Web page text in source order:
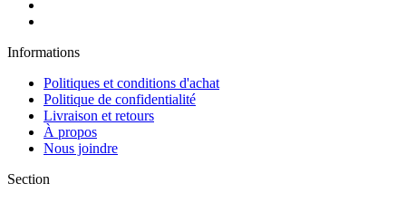
Informations
Politiques et conditions d'achat
Politique de confidentialité
Livraison et retours
À propos
Nous joindre
Section